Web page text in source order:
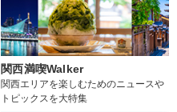
関西満喫Walker
関西エリアを楽しむためのニュースや
トピックスを大特集